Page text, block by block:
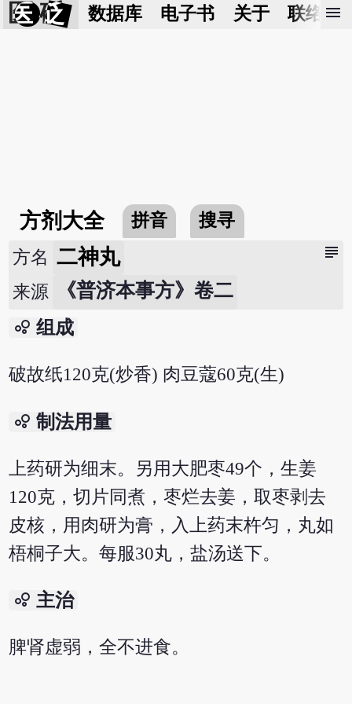
医 砭 数据库 电子书 关于 联络我
menu
方剂大全 拼音 搜寻
subject
方名 二神丸
来源 《普济本事方》卷二
bubble_chart 组成
破故纸120克(炒香) 肉豆蔻60克(生)
bubble_chart 制法用量
上药研为细末。另用大肥枣49个，生姜
120克，切片同煮，枣烂去姜，取枣剥去
皮核，用肉研为膏，入上药末杵匀，丸如
梧桐子大。每服30丸，盐汤送下。
bubble_chart 主治
脾肾虚弱，全不进食。